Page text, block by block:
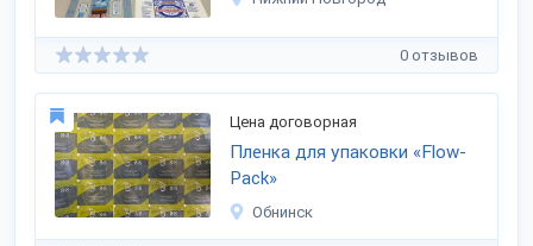
0 отзывов
Цена договорная
Пленка для упаковки «Flow-
Pack»
Обнинск